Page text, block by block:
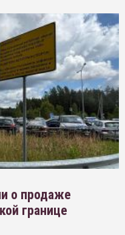
о продаже
границе